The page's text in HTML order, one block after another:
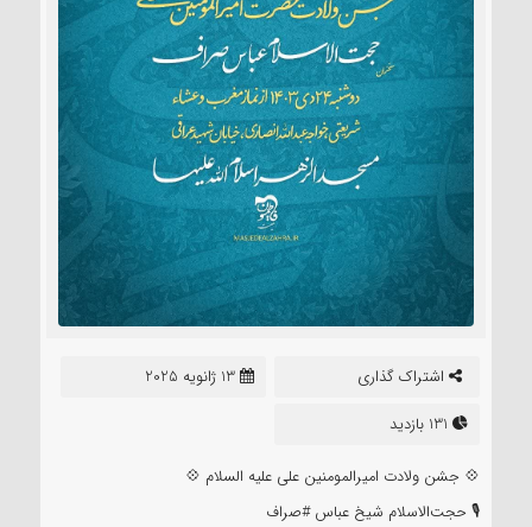
اشتراک گذاری
13 ژانویه 2025
💠 جشن ولادت امیرالمومنین علی علیه السلام 💠
🎙 حجت‌الاسلام شیخ عباس #صراف